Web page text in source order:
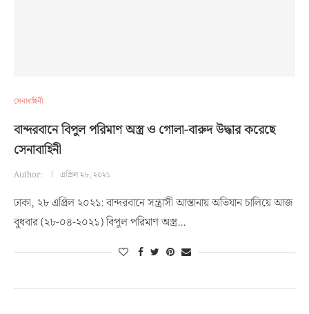
সেনাবাহিনী
বান্দরবানে বিপুল পরিমাণ অস্ত্র ও গোলা-বারুদ উদ্ধার করেছে
সেনাবাহিনী
Author: এপ্রিল ২৮, ২০২১
ঢাকা, ২৮ এপ্রিল ২০২১: বান্দরবানে সন্ত্রাসী আস্তানায় অভিযান চালিয়ে আজ
বুধবার (২৮-০৪-২০২১) বিপুল পরিমাণ অস্ত্র…